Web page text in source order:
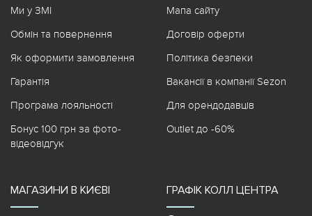
Ми у ЗМІ
Обмін та повернення
Як оформити замовлення
Гарантія
Програма лояльності
Бонус 100 грн за фото-
відеовідгук
Мапа сайту
Договір оферти
Політика безпеки
Вакансії в компанії Sezon
Для орендодавців
Outlet до -60%
МАГАЗИНИ В КИЄВІ ГРАФІК КОЛЛ ЦЕНТРА